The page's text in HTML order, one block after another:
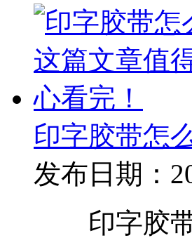
印字胶带怎
发布日期：
印字胶带